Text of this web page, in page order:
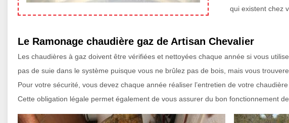
qui existent chez
Le Ramonage chaudière gaz de Artisan Chevalier
Les chaudières à gaz doivent être vérifiées et nettoyées chaque année si vous
pas de suie dans le système puisque vous ne brûlez pas de bois, mais vous
Pour votre sécurité, vous devez chaque année réaliser l’entretien de votre
Cette obligation légale permet également de vous assurer du bon fonctionnement